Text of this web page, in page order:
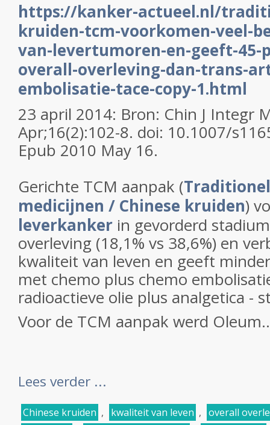
https://kanker-actueel.nl/
kruiden-tcm-voorkomen-veel-
van-levertumoren-en-geeft-45-
overall-overleving-dan-trans-
embolisatie-tace-copy-1.html
23 april 2014: Bron: Chin J Integr
Apr;16(2):102-8. doi: 10.1007/
Epub 2010 May 16.
Gerichte TCM aanpak (
medicijnen / Chinese kruiden)
leverkanker in gevorderd
overleving (18,1% vs 38,6%) en
kwaliteit van leven en geeft
met chemo plus chemo
radioactieve olie plus analgetica -
Voor de TCM aanpak werd
Lees verder ...
Chinese kruiden , kwaliteit van leven , overall